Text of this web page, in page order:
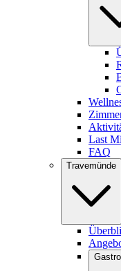
Last
FAQ
Travemünde